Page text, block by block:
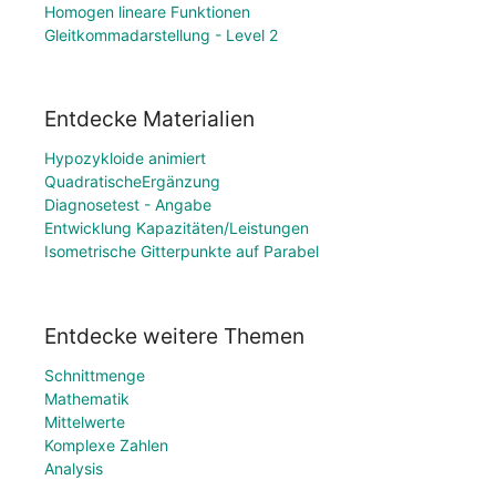
Homogen lineare Funktionen
Gleitkommadarstellung - Level 2
Entdecke Materialien
Hypozykloide animiert
QuadratischeErgänzung
Diagnosetest - Angabe
Entwicklung Kapazitäten/Leistungen
Isometrische Gitterpunkte auf Parabel
Entdecke weitere Themen
Schnittmenge
Mathematik
Mittelwerte
Komplexe Zahlen
Analysis